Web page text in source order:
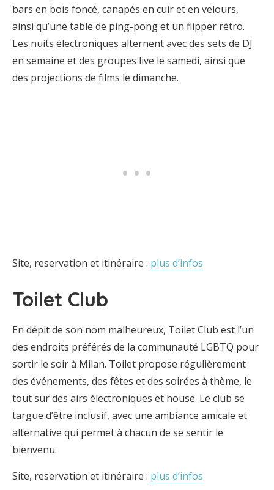
bars en bois foncé, canapés en cuir et en velours,
ainsi qu’une table de ping-pong et un flipper rétro.
Les nuits électroniques alternent avec des sets de DJ
en semaine et des groupes live le samedi, ainsi que
des projections de films le dimanche.
Site, reservation et itinéraire : plus d’infos
Toilet Club
En dépit de son nom malheureux, Toilet Club est l’un
des endroits préférés de la communauté LGBTQ pour
sortir le soir à Milan. Toilet propose régulièrement
des événements, des fêtes et des soirées à thème, le
tout sur des airs électroniques et house. Le club se
targue d’être inclusif, avec une ambiance amicale et
alternative qui permet à chacun de se sentir le
bienvenu.
Site, reservation et itinéraire : plus d’infos